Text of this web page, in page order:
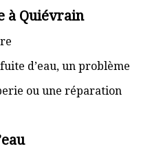
à Quiévrain
d’eau, un problème
ou une réparation